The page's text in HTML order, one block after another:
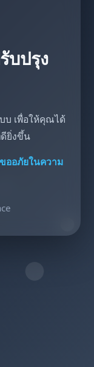
บปรุง
บ เพื่อให้คุณได้
ยิ่งขึ้น
ขออภัยในความ